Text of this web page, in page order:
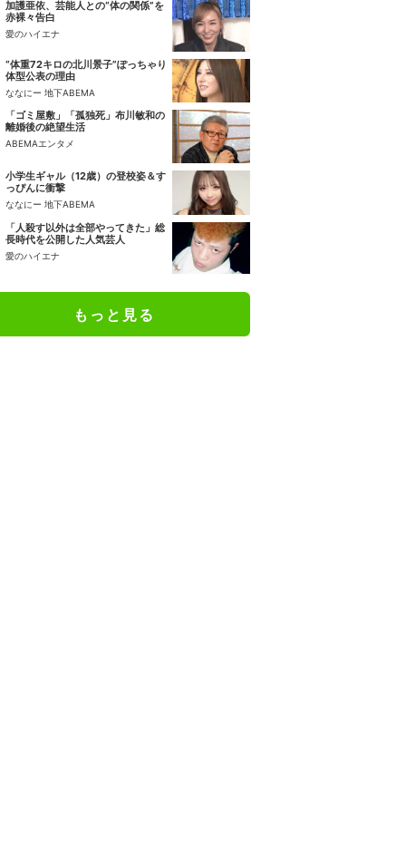
加護亜依、芸能人との“体の関係”を
赤裸々告白
愛のハイエナ
“体重72キロの北川景子”ぽっちゃり
体型公表の理由
ななにー 地下ABEMA
「ゴミ屋敷」「孤独死」布川敏和の
離婚後の絶望生活
ABEMAエンタメ
小学生ギャル（12歳）の登校姿＆す
っぴんに衝撃
ななにー 地下ABEMA
「人殺す以外は全部やってきた」総
長時代を公開した人気芸人
愛のハイエナ
もっと見る